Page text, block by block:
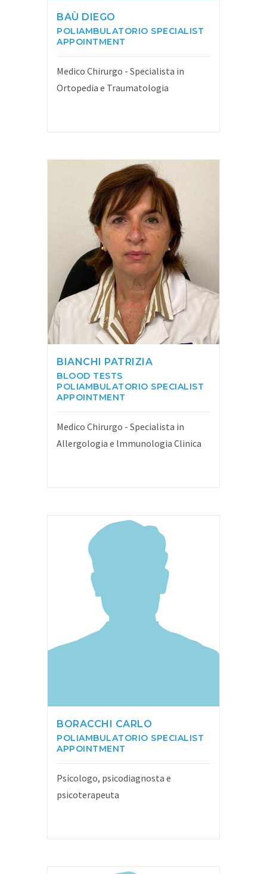
BAÙ DIEGO
POLIAMBULATORIO SPECIALIST
APPOINTMENT
Medico Chirurgo - Specialista in
Ortopedia e Traumatologia
BIANCHI PATRIZIA
BLOOD TESTS
POLIAMBULATORIO SPECIALIST
APPOINTMENT
Medico Chirurgo - Specialista in
Allergologia e lmmunologia Clinica
BORACCHI CARLO
POLIAMBULATORIO SPECIALIST
APPOINTMENT
Psicologo, psicodiagnosta e
psicoterapeuta